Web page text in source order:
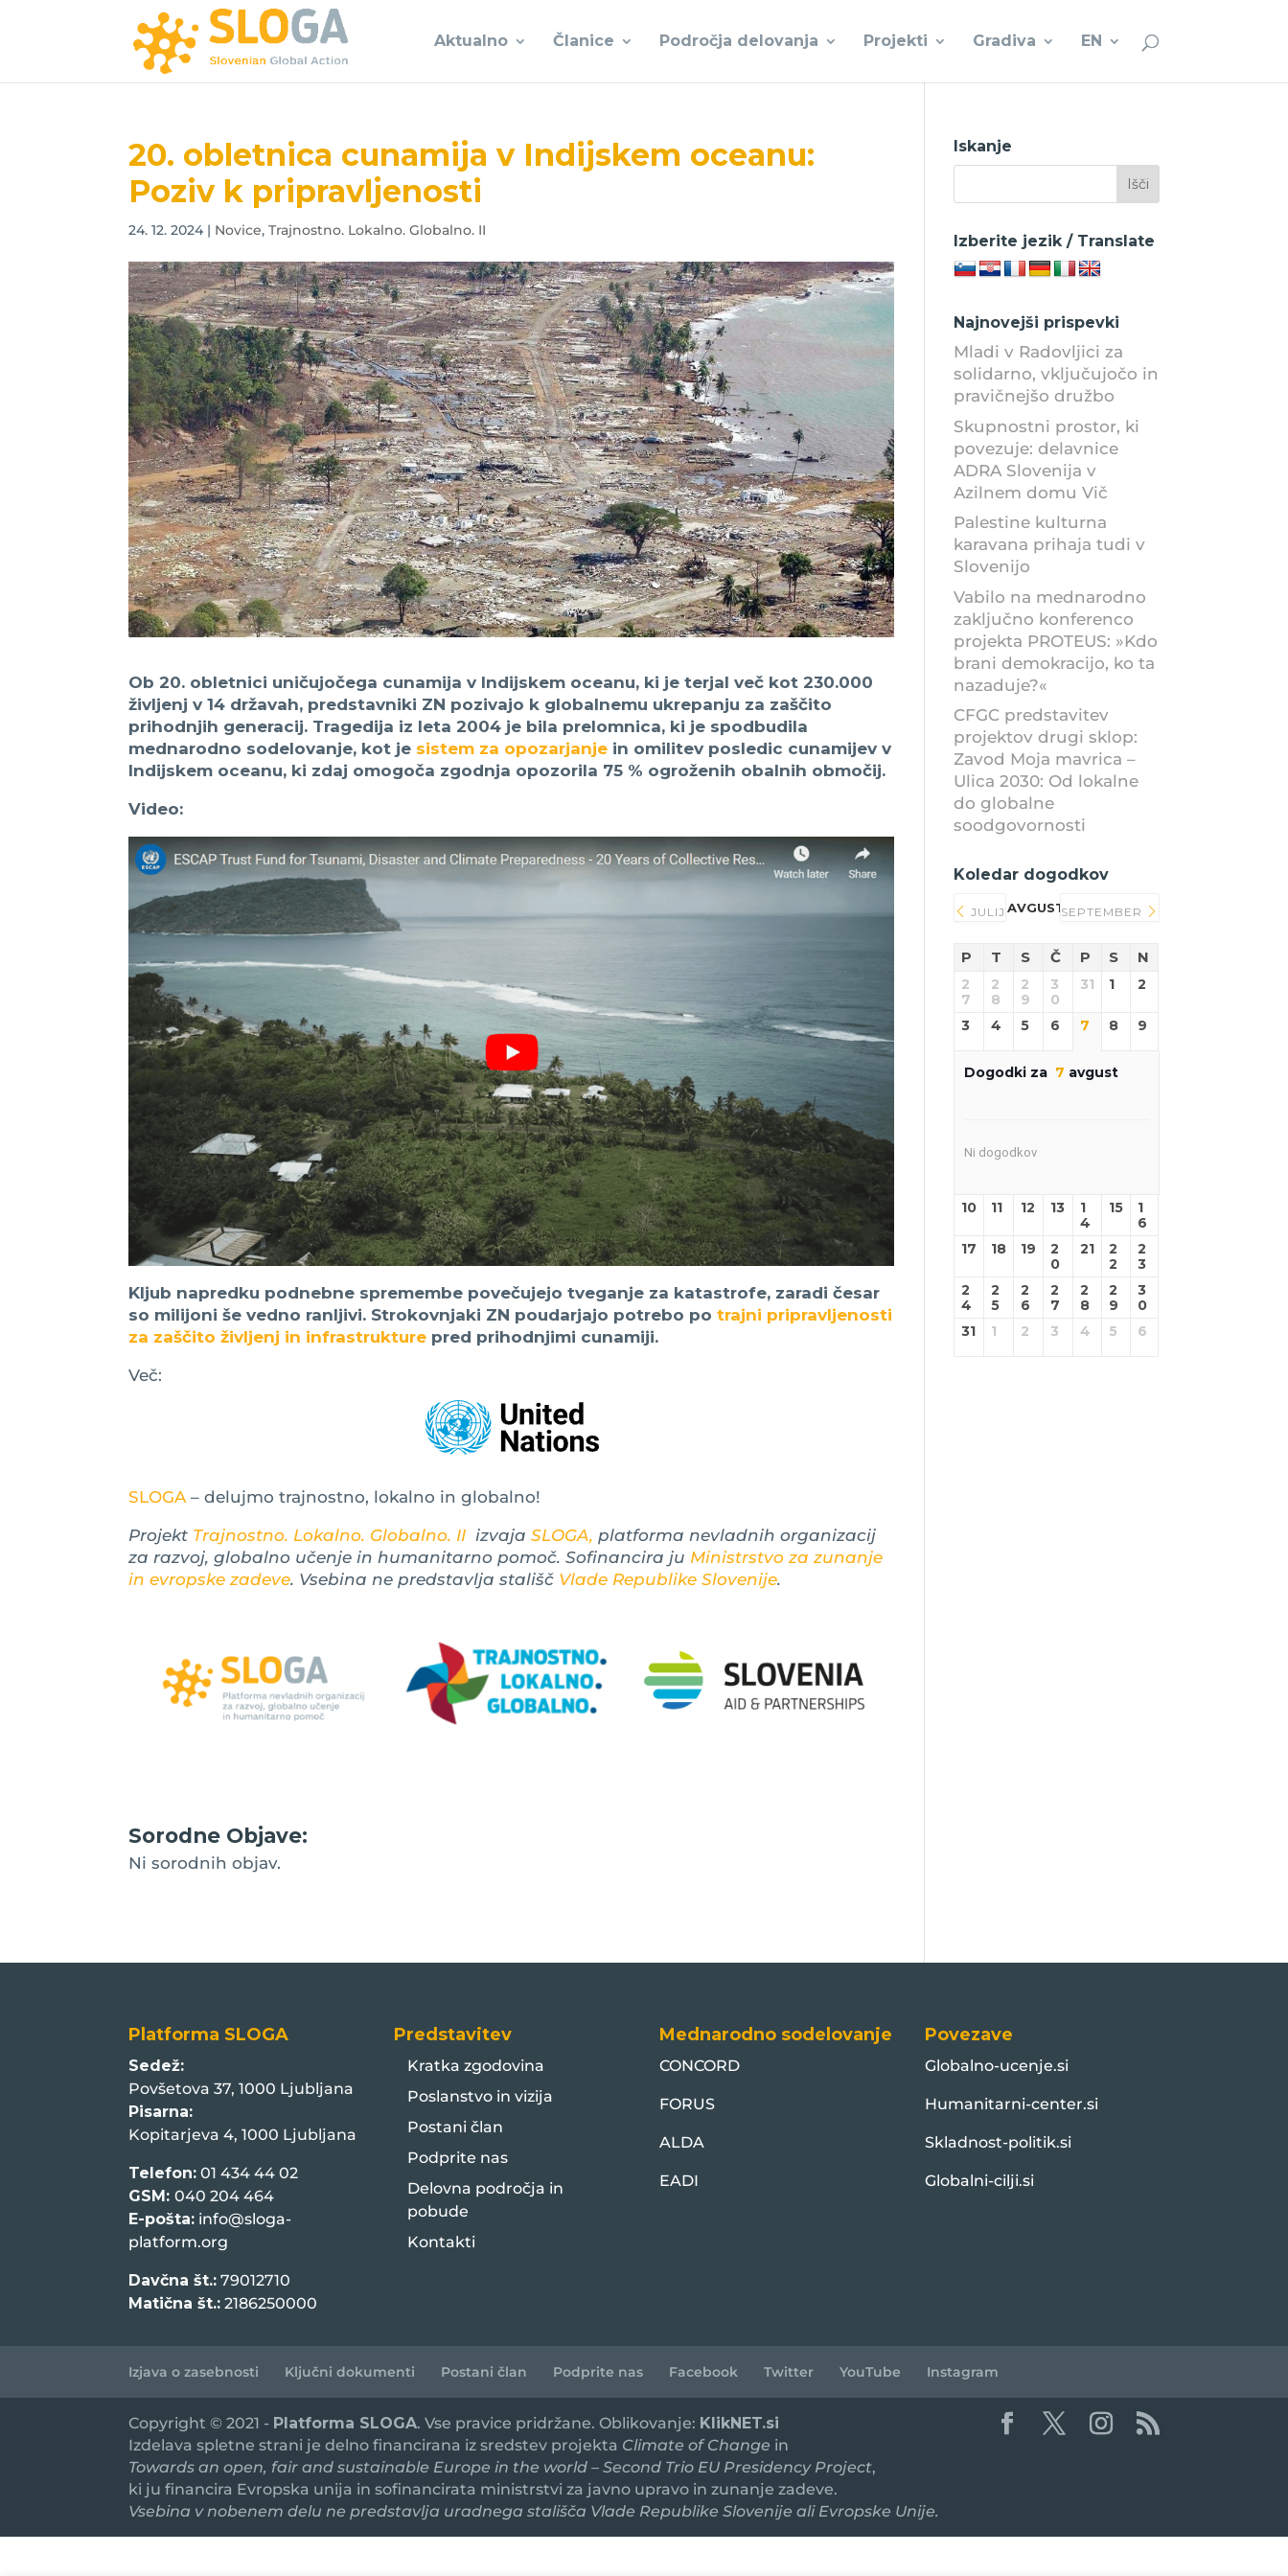
Aktualno Članice Področja delovanja Projekti Gradiva EN
20. obletnica cunamija v Indijskem oceanu:
Poziv k pripravljenosti
24. 12. 2024 | Novice,Trajnostno. Lokalno. Globalno. II
Ob 20. obletnici uničujočega cunamija v Indijskem oceanu, ki je terjal več kot 230.000
življenj v 14 državah, predstavniki ZN pozivajo k globalnemu ukrepanju za zaščito
prihodnjih generacij. Tragedija iz leta 2004 je bila prelomnica, ki je spodbudila
mednarodno sodelovanje, kot je sistem za opozarjanje in omilitev posledic cunamijev v
Indijskem oceanu, ki zdaj omogoča zgodnja opozorila 75 % ogroženih obalnih območij.
Video:
Kljub napredku podnebne spremembe povečujejo tveganje za katastrofe, zaradi česar
so milijoni še vedno ranljivi. Strokovnjaki ZN poudarjajo potrebo potrajni pripravljenosti
za zaščito življenj in infrastrukture pred prihodnjimi cunamiji.
Več:
SLOGA – delujmo trajnostno, lokalno in globalno!
Projekt Trajnostno. Lokalno. Globalno. II izvajaSLOGA, platforma nevladnih organizacij
za razvoj, globalno učenje in humanitarno pomoč. Sofinancira ju Ministrstvo za zunanje
in evropske zadeve. Vsebina ne predstavlja stališč Vlade Republike Slovenije.
Sorodne Objave:
Ni sorodnih objav.
Iskanje
Izberite jezik / Translate
Najnovejši prispevki
Mladi v Radovljici za
solidarno, vključujočo in
pravičnejšo družbo
Skupnostni prostor, ki
povezuje: delavnice
ADRA Slovenija v
Azilnem domu Vič
Palestine kulturna
karavana prihaja tudi v
Slovenijo
Vabilo na mednarodno
zaključno konferenco
projekta PROTEUS: »Kdo
brani demokracijo, ko ta
nazaduje?«
CFGC predstavitev
projektov drugi sklop:
Zavod Moja mavrica –
Ulica 2030: Od lokalne
do globalne
soodgovornosti
Koledar dogodkov
JULIJ AVGUST 2026
SEPTEMBER
P T S Č P S N
2
7
2
8
2
9
3
0
31 1 2
3 4 5 6 7 8 9
Dogodki za 7 avgust
Ni dogodkov
10 11 12 13
1
4
15
1
6
17
18 19
2
0
21
2
2
2
3
2
4
2
5
2
6
2
7
2
8
2
9
3
0
31
1 2 3 4 5 6
Platforma SLOGA
Sedež:
Povšetova 37, 1000 Ljubljana
Pisarna:
Kopitarjeva 4, 1000 Ljubljana
Telefon: 01 434 44 02
GSM:040 204 464
E-pošta: info@sloga-
platform.org
Davčna št.: 79012710
Matična št.: 2186250000
Predstavitev
Kratka zgodovina
Poslanstvo in vizija
Postani član
Podprite nas
Delovna področja in
pobude
Kontakti
Mednarodno sodelovanje
CONCORD
FORUS
ALDA
EADI
Povezave
Globalno-ucenje.si
Humanitarni-center.si
Skladnost-politik.si
Globalni-cilji.si
Izjava o zasebnosti Ključni dokumenti Postani član Podprite nas Facebook Twitter YouTube Instagram
Copyright © 2021 - Platforma SLOGA. Vse pravice pridržane. Oblikovanje: KlikNET.si
Izdelava spletne strani je delno financirana iz sredstev projekta Climate of Change in
Towards an open, fair and sustainable Europe in the world – Second Trio EU Presidency Project,
ki ju financira Evropska unija in sofinancirata ministrstvi za javno upravo in zunanje zadeve.
Vsebina v nobenem delu ne predstavlja uradnega stališča Vlade Republike Slovenije ali Evropske Unije.